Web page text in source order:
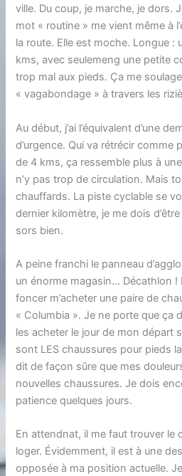
ville. Du coup, je marche, je dors.
mot « routine » me vient même à
la route. Elle est moche. Longue :
kms, avec seulemeng une petite
trop mal aux pieds. Ça me
« vagabondage » à travers les
Au début, j’ai l’équivalent d’une
d’urgence. Qui va rétrécir comme
de 4 kms, ça ressemble plus à
n’y pas trop de circulation. Mais
chauffards. La piste cyclable se
dernier kilomètre, je me dois
sors bien.
A peine franchi le panneau
un énorme magasin… Décathlon !
foncer m’acheter une paire de
« Columbia ». Je ne porte que ça
les acheter le jour de mon départ
sont LES chaussures pour pieds
dit de façon sûre que mes
nouvelles chaussures. Je dois
patience quelques jours.
En attendnat, il me faut trouver le
loger. Évidemment, il est à une
opposée à ma position actuelle.